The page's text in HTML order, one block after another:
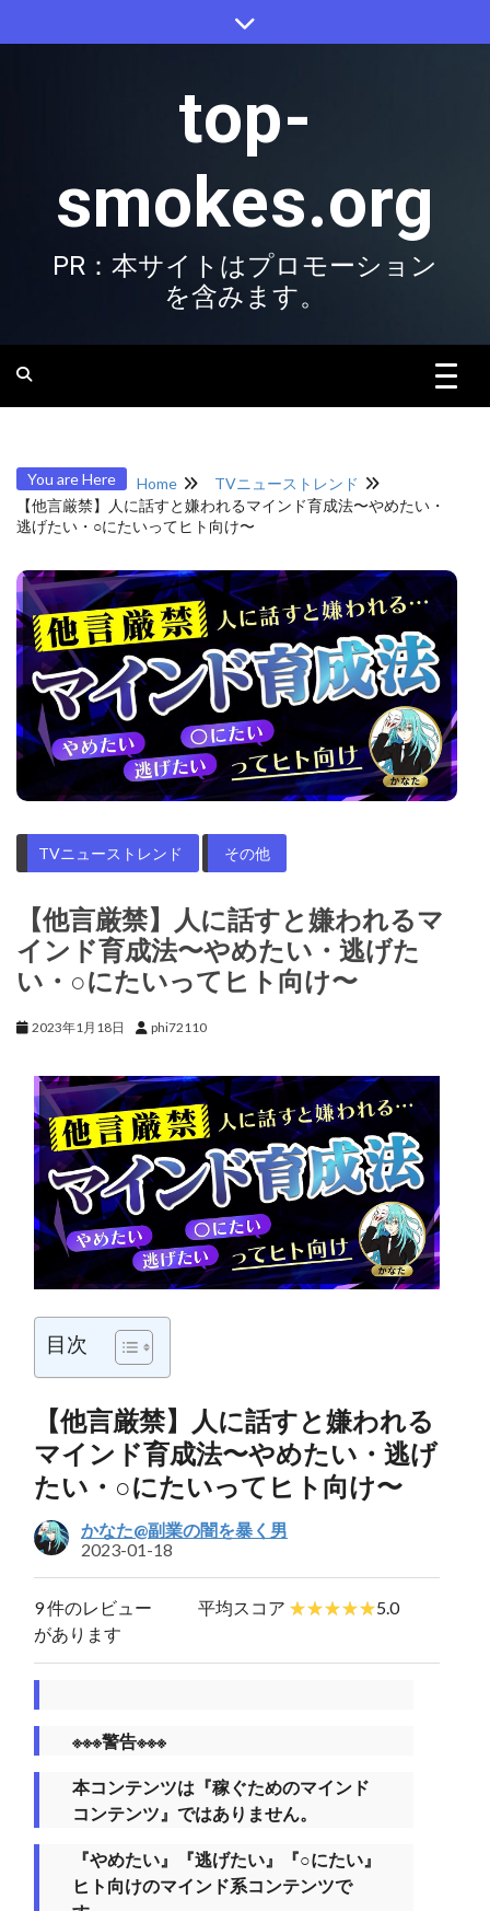
top-
smokes.org
PR：本サイトはプロモーション
を含みます。
You are Here Home
TVニューストレンド
【他言厳禁】人に話すと嫌われるマインド育成法〜やめたい・
逃げたい・○にたいってヒト向け〜
TVニューストレンド その他
【他言厳禁】人に話すと嫌われるマ
インド育成法〜やめたい・逃げた
い・○にたいってヒト向け〜
2023年1月18日 phi72110
目次
【他言厳禁】人に話すと嫌われる
マインド育成法〜やめたい・逃げ
たい・○にたいってヒト向け〜
かなた@副業の闇を暴く男
2023-01-18
9 件のレビュー
があります
平均スコア 5.0
※※※警告※※※
本コンテンツは『稼ぐためのマインド
コンテンツ』ではありません。
『やめたい』『逃げたい』『○にたい』
ヒト向けのマインド系コンテンツで